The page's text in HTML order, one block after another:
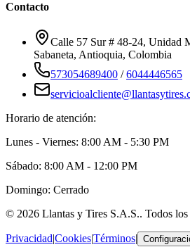
Contacto
Calle 57 Sur # 48-24, Unidad
Sabaneta, Antioquia, Colombia
573054689400 /6044446565
Horario de atención:
Lunes - Viernes: 8:00 AM - 5:30 PM
Sábado: 8:00 AM - 12:00 PM
Domingo: Cerrado
© 2026 Llantas y Tires S.A.S.. Todos los
Privacidad|Cookies|Términos|